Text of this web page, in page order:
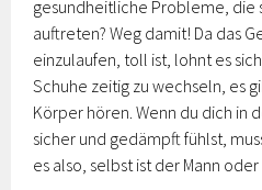
gesundheitliche Probleme, die
auftreten? Weg damit! Da das
einzulaufen, toll ist, lohnt es
Schuhe zeitig zu wechseln, es
Körper hören. Wenn du dich in
sicher und gedämpft fühlst,
es also, selbst ist der Mann oder